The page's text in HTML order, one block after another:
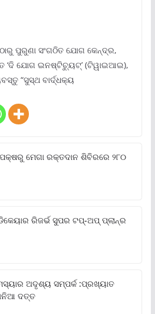
ପୁରୁଣା ସଂଗଠିତ ଯୋଗ କେନ୍ଦ୍ର,
‘ଦି ଯୋଗ ଇନଷ୍ଟିଚ୍ୟୁଟ୍‌’ (ଟିୱାଇଆଇ),
“ସୁସ୍ଥ ବାର୍ଦ୍ଧକ୍ୟ
ମେଗା ରକ୍ତଦାନ ଶିବିରରେ ୨୮୦
ରିଜର୍ଭ ସୁପର ଟପ୍‌-ଅପ୍ ପ୍ଲାନ୍‌ର
ଅଦୃଶ୍ୟ ସମ୍ପର୍କ :ପ୍ରଖ୍ୟାତ
ଦତ୍ତ